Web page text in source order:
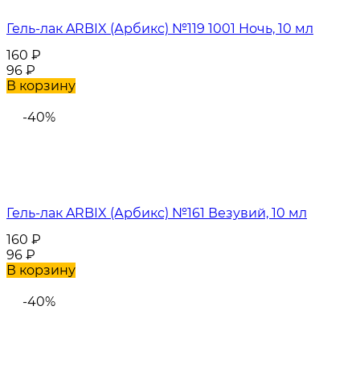
Гель-лак ARBIX (Арбикс) №119 1001 Ночь, 10 мл
160 ₽
96 ₽
В корзину
-40%
Гель-лак ARBIX (Арбикс) №161 Везувий, 10 мл
160 ₽
96 ₽
В корзину
-40%